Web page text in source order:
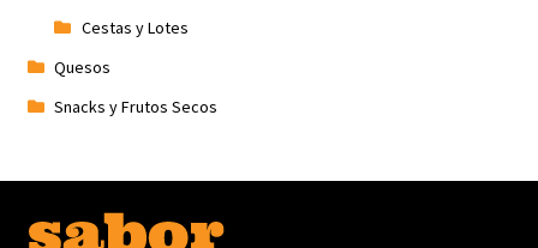
Cestas y Lotes
Quesos
Snacks y Frutos Secos